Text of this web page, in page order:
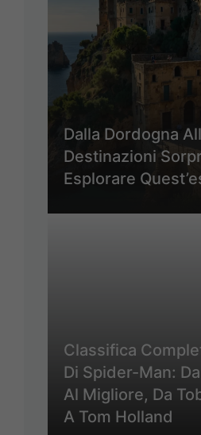
Dalla Dordogna
Destinazioni
Esplorare
Classifica
Di Spider-Man:
Al Migliore, Da
A Tom Holland